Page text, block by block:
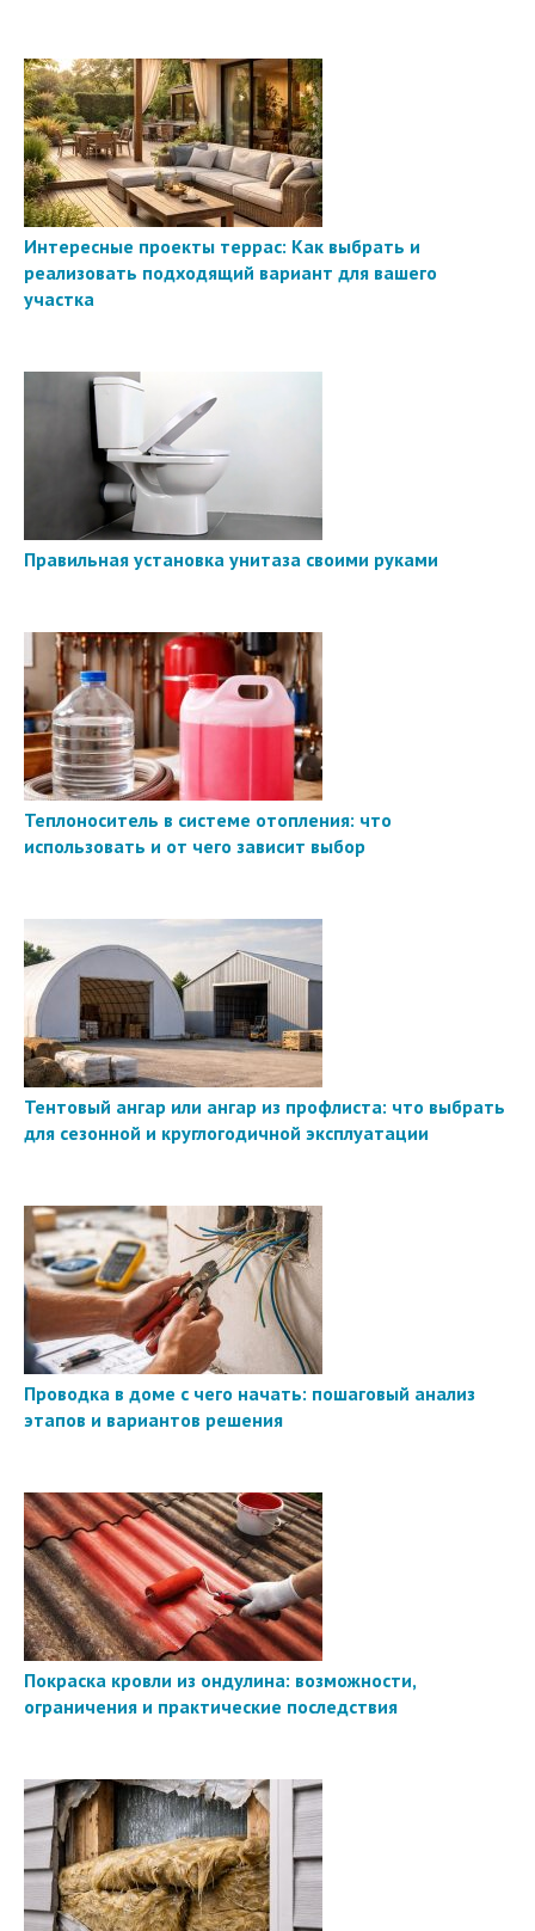
Интересные проекты террас: Как выбрать и
реализовать подходящий вариант для вашего
участка
Правильная установка унитаза своими руками
Теплоноситель в системе отопления: что
использовать и от чего зависит выбор
Тентовый ангар или ангар из профлиста: что выбрать
для сезонной и круглогодичной эксплуатации
Проводка в доме с чего начать: пошаговый анализ
этапов и вариантов решения
Покраска кровли из ондулина: возможности,
ограничения и практические последствия